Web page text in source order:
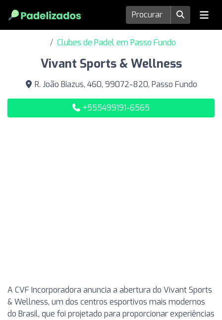
Clubes de Padel em Passo Fundo
Vivant Sports & Wellness
R. João Biazus, 460, 99072-820, Passo Fundo
+555499191-6565
A CVF Incorporadora anuncia a abertura do Vivant Sports
& Wellness, um dos centros esportivos mais modernos
do Brasil, que foi projetado para proporcionar experiências